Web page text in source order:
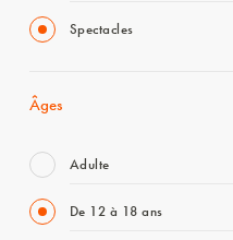
Spectacles
Âges
Adulte
De 12 à 18 ans